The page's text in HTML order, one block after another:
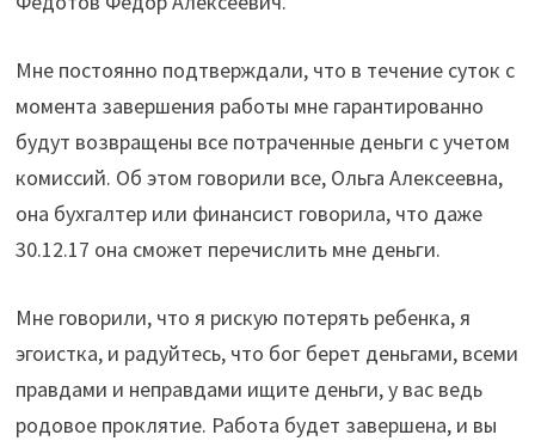
Мне постоянно подтверждали, что в течение суток с
момента завершения работы мне гарантированно
будут возвращены все потраченные деньги с учетом
комиссий. Об этом говорили все, Ольга Алексеевна,
она бухгалтер или финансист говорила, что даже
30.12.17 она сможет перечислить мне деньги.
Мне говорили, что я рискую потерять ребенка, я
эгоистка, и радуйтесь, что бог берет деньгами, всеми
правдами и неправдами ищите деньги, у вас ведь
родовое проклятие. Работа будет завершена, и вы